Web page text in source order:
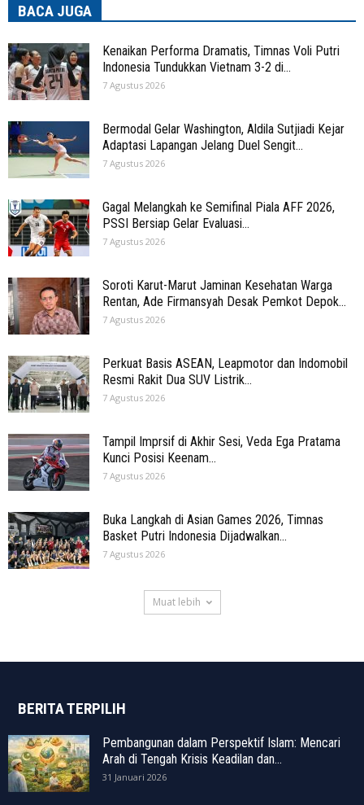
BACA JUGA
Kenaikan Performa Dramatis, Timnas Voli Putri
Indonesia Tundukkan Vietnam 3-2 di...
7 Agustus 2026
Bermodal Gelar Washington, Aldila Sutjiadi Kejar
Adaptasi Lapangan Jelang Duel Sengit...
7 Agustus 2026
Gagal Melangkah ke Semifinal Piala AFF 2026,
PSSI Bersiap Gelar Evaluasi...
7 Agustus 2026
Soroti Karut-Marut Jaminan Kesehatan Warga
Rentan, Ade Firmansyah Desak Pemkot Depok...
7 Agustus 2026
Perkuat Basis ASEAN, Leapmotor dan Indomobil
Resmi Rakit Dua SUV Listrik...
7 Agustus 2026
Tampil Imprsif di Akhir Sesi, Veda Ega Pratama
Kunci Posisi Keenam...
7 Agustus 2026
Buka Langkah di Asian Games 2026, Timnas
Basket Putri Indonesia Dijadwalkan...
7 Agustus 2026
Muat lebih
BERITA TERPILIH
Pembangunan dalam Perspektif Islam: Mencari
Arah di Tengah Krisis Keadilan dan...
31 Januari 2026